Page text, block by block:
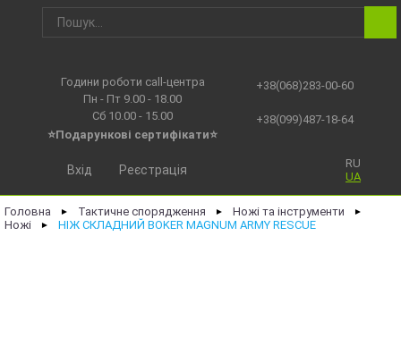
Години роботи call-центра
Пн - Пт 9.00 - 18.00
Сб 10.00 - 15.00
⭐Подарункові сертифікати⭐
+38(068)283-00-60
+38(099)487-18-64
RU
UA
Вхід Реєстрація
Головна ► Тактичне спорядження ► Ножі та інструменти ►
Ножі ► НІЖ СКЛАДНИЙ BOKER MAGNUM ARMY RESCUE